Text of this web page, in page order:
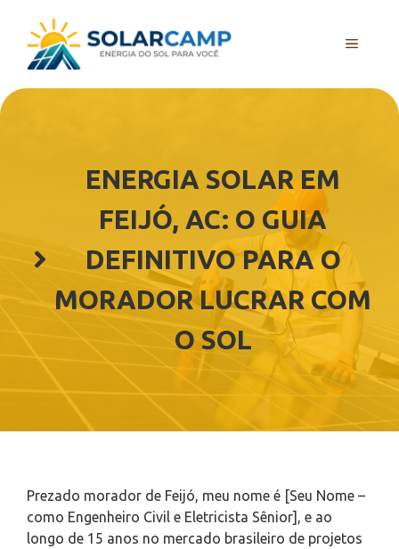
conteúdo
MENU
ENERGIA SOLAR EM
FEIJÓ, AC: O GUIA
DEFINITIVO PARA O
MORADOR LUCRAR COM
O SOL
Prezado morador de Feijó, meu nome é [Seu Nome –
como Engenheiro Civil e Eletricista Sênior], e ao
longo de 15 anos no mercado brasileiro de projetos